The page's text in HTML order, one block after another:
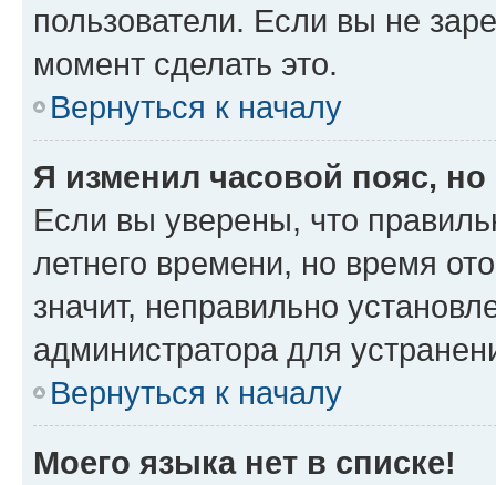
пользователи. Если вы не
момент сделать это.
Вернуться к началу
Я изменил часовой пояс,
Если вы уверены, что
летнего времени, но время
значит, неправильно
администратора для
Вернуться к началу
Моего языка нет в списке!